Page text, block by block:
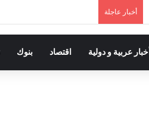
أخبار عاجلة
أخبار عربية و دولية اقتصاد بنوك